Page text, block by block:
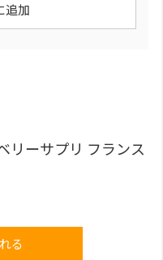
追加
リーサプリ フランス
る